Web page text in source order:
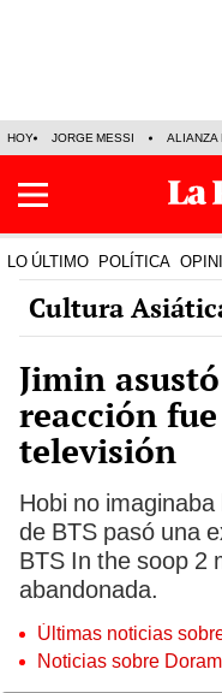
HOY JORGE MESSI ALIANZA
LO ÚLTIMO POLÍTICA
Cultura
Jimin
reacción
televisión
Hobi no
de BTS pasó una
BTS In the soop 2
abandonada.
Últimas noticias
Noticias sobre